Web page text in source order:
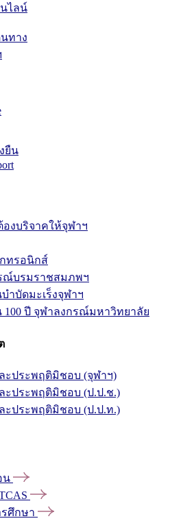
ไลน์
ทาง
ยืน
องบริจาคให้จุฬาฯ
ทรอนิกส์
ณ์บรมราชสมภพฯ
บัดมะเร็งจุฬาฯ
100 ปี จุฬาลงกรณ์มหาวิทยาลัย
ะประพฤติมิชอบ (จุฬาฯ)
ะประพฤติมิชอบ (ป.ป.ช.)
ะประพฤติมิชอบ (ป.ป.ท.)
น
ศึกษา